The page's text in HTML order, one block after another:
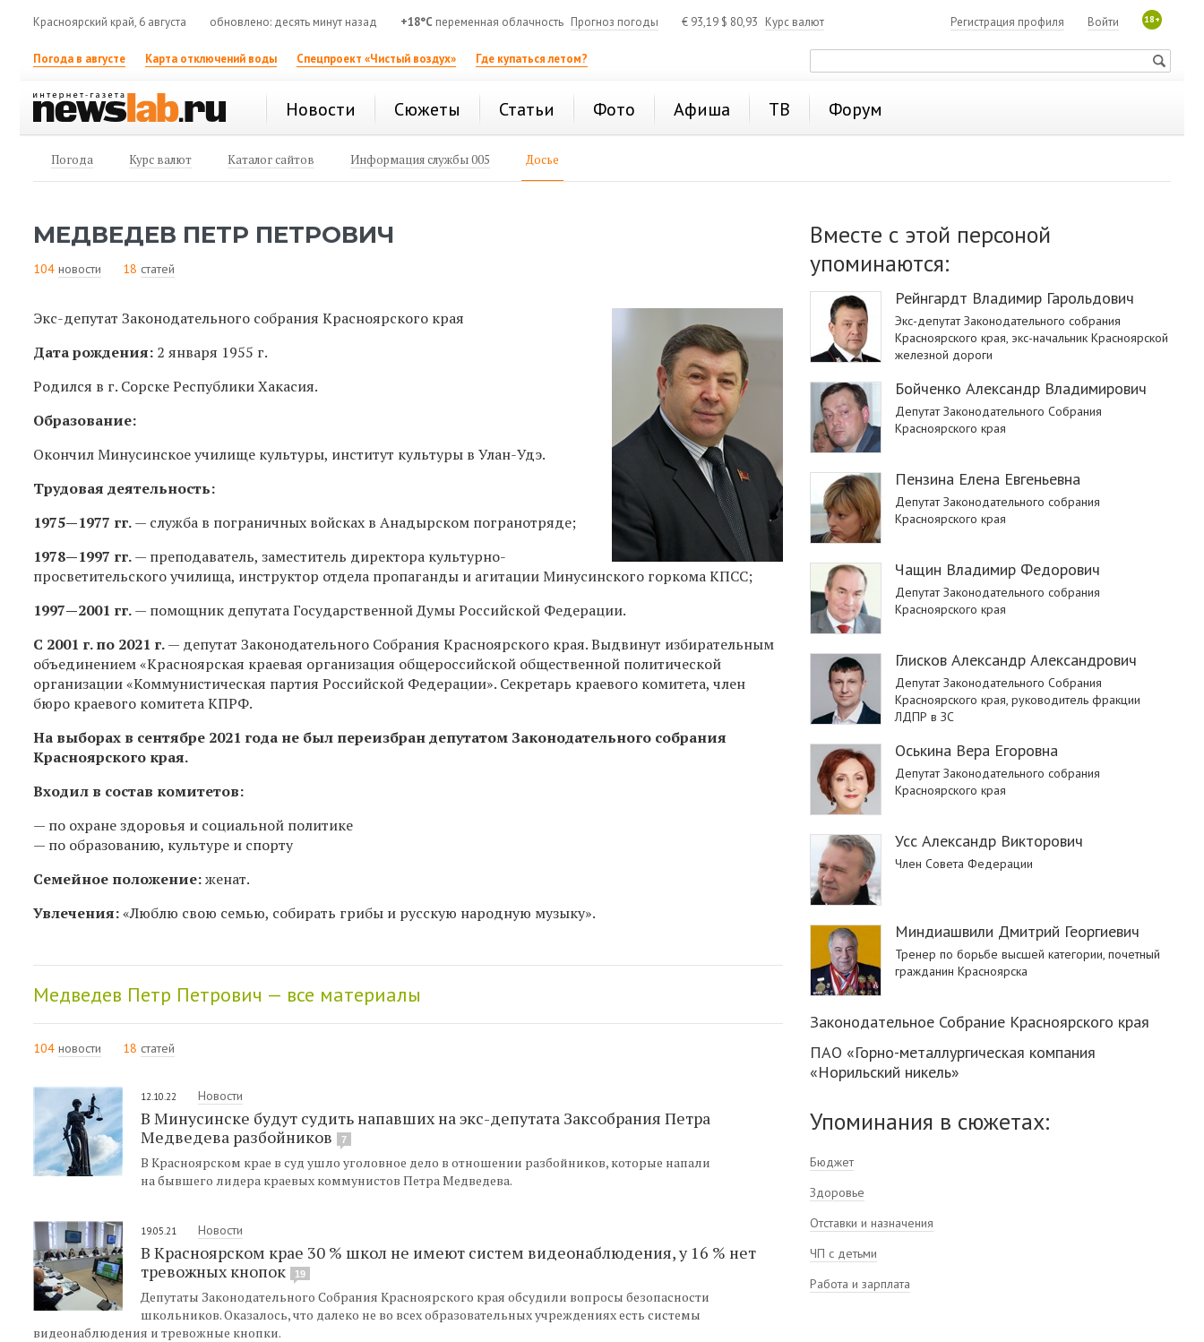
Красноярский край, 6 августа обновлено: десять минут назад +18°C переменная облачность Прогноз погоды € 93,19 $ 80,93 Курс валют 18+
Войти
Регистрация профиля
Погода в августе Карта отключений воды Спецпроект «Чистый воздух» Где купаться летом?
Новости Сюжеты Статьи Фото Афиша ТВ Форум
Погода Курс валют Каталог сайтов Информация службы 005 Досье
МЕДВЕДЕВ ПЕТР ПЕТРОВИЧ
104 новости 18 статей
Экс-депутат Законодательного собрания Красноярского края
Дата рождения: 2 января 1955 г.
Родился в г. Сорске Республики Хакасия.
Образование:
Окончил Минусинское училище культуры, институт культуры в Улан-Удэ.
Трудовая деятельность:
1975—1977 гг.— служба в пограничных войсках в Анадырском погранотряде;
1978—1997 гг.— преподаватель, заместитель директора культурно-
просветительского училища, инструктор отдела пропаганды и агитации Минусинского горкома КПСС;
1997—2001 гг.— помощник депутата Государственной Думы Российской Федерации.
С 2001 г. по 2021 г.— депутат Законодательного Собрания Красноярского края. Выдвинут избирательным
объединением «Красноярская краевая организация общероссийской общественной политической
организации «Коммунистическая партия Российской Федерации». Секретарь краевого комитета, член
бюро краевого комитета КПРФ.
На выборах в сентябре 2021 года не был переизбран депутатом Законодательного собрания
Красноярского края.
Входил в состав комитетов:
— по охране здоровья и социальной политике
— по образованию, культуре и спорту
Семейное положение:женат.
Увлечения:«Люблю свою семью, собирать грибы и русскую народную музыку».
Медведев Петр Петрович — все материалы
104 новости 18 статей
12.10.22 Новости
В Минусинске будут судить напавших на экс-депутата Заксобрания Петра
Медведева разбойников
7
В Красноярском крае в суд ушло уголовное дело в отношении разбойников, которые напали
на бывшего лидера краевых коммунистов Петра Медведева.
19.05.21 Новости
В Красноярском крае 30 % школ не имеют систем видеонаблюдения, у 16 % нет
тревожных кнопок
19
Депутаты Законодательного Собрания Красноярского края обсудили вопросы безопасности
школьников. Оказалось, что далеко не во всех образовательных учреждениях есть системы
видеонаблюдения и тревожные кнопки.
Вместе с этой персоной
упоминаются:
Рейнгардт Владимир Гарольдович
Экс-депутат Законодательного собрания
Красноярского края, экс-начальник Красноярской
железной дороги
Бойченко Александр Владимирович
Депутат Законодательного Собрания
Красноярского края
Пензина Елена Евгеньевна
Депутат Законодательного собрания
Красноярского края
Чащин Владимир Федорович
Депутат Законодательного собрания
Красноярского края
Глисков Александр Александрович
Депутат Законодательного Собрания
Красноярского края, руководитель фракции
ЛДПР в ЗС
Оськина Вера Егоровна
Депутат Законодательного собрания
Красноярского края
Усс Александр Викторович
Член Совета Федерации
Миндиашвили Дмитрий Георгиевич
Тренер по борьбе высшей категории, почетный
гражданин Красноярска
Законодательное Собрание Красноярского края
ПАО «Горно-металлургическая компания
«Норильский никель»
Упоминания в сюжетах:
Бюджет
Здоровье
Отставки и назначения
ЧП с детьми
Работа и зарплата